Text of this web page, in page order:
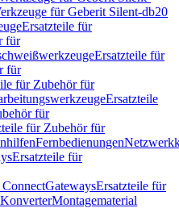
für Geberit Silent-db20
Ersatzteile für
für
Ersatzteile für
für
für Zubehör für
Ersatzteile
für
für Zubehör für
Fernbedienungen
Ersatzteile für
GatewaysErsatzteile für
Montagematerial